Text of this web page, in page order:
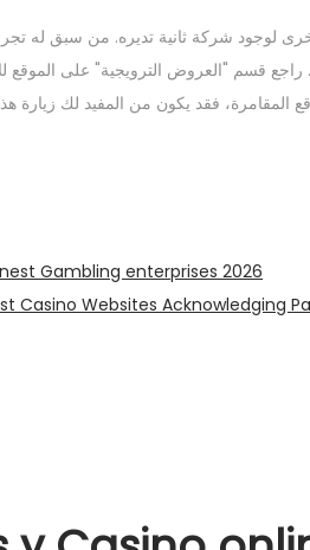
لوجود شركة ثانية تديره. من سبق له
راجع قسم "العروض الترويجية" على
Gambling enterprises 2026
Casino Websites Acknowledging